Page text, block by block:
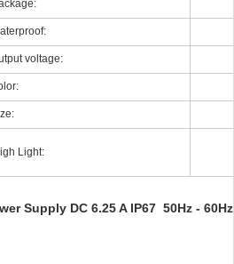
voltage:
Light:
Supply DC 6.25 A IP67 50Hz -